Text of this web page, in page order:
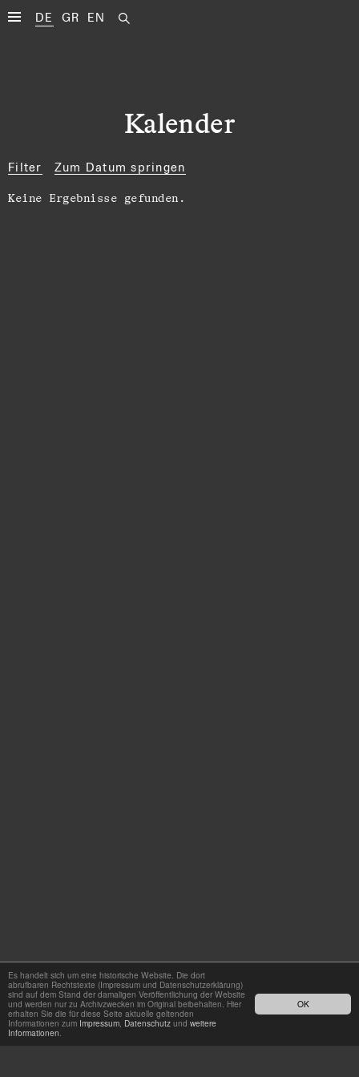
DE GR EN
Kalender
Filter Zum Datum springen
Keine Ergebnisse gefunden.
OK
Es handelt sich um eine historische Website. Die dort
abrufbaren Rechtstexte (Impressum und Datenschutzerklärung)
sind auf dem Stand der damaligen Veröffentlichung der Website
und werden nur zu Archivzwecken im Original beibehalten. Hier
erhalten Sie die für diese Seite aktuelle geltenden
Informationen zum Impressum, Datenschutz und weitere
Informationen.